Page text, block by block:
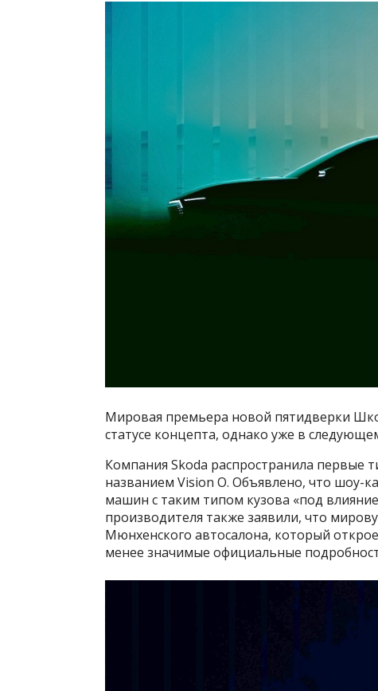
Мировая премьера новой пятидверки
статусе концепта, однако уже в
Компания Skoda распространила первые
названием Vision O. Объявлено, что шоу-
машин с таким типом кузова «под
производителя также заявили, что
Мюнхенского автосалона, который
менее значимые официальные